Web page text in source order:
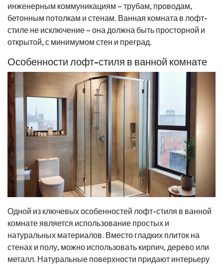
инженерным коммуникациям – трубам, проводам,
бетонным потолкам и стенам. Ванная комната в лофт-
стиле не исключение – она должна быть просторной и
открытой, с минимумом стен и преград.
Особенности лофт-стиля в ванной комнате
Одной из ключевых особенностей лофт-стиля в ванной
комнате является использование простых и
натуральных материалов. Вместо гладких плиток на
стенах и полу, можно использовать кирпич, дерево или
металл. Натуральные поверхности придают интерьеру